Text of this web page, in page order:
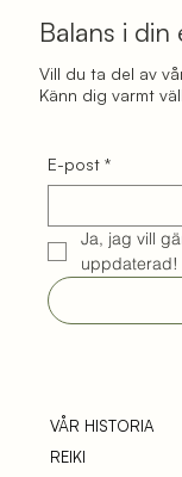
Balans i
Vill du ta del av
Känn dig varmt
E-post *
Ja, jag vill
uppdaterad!
VÅR HISTORIA
REIKI